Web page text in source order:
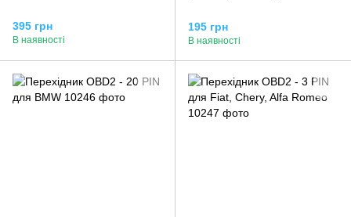
395 грн
В наявності
195 грн
В наявності